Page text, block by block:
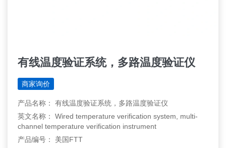
有线温度验证系统，多路温度验证仪
商家询价
产品名称： 有线温度验证系统，多路温度验证仪
英文名称： Wired temperature verification system, multi-
channel temperature verification instrument
产品编号： 美国FTT